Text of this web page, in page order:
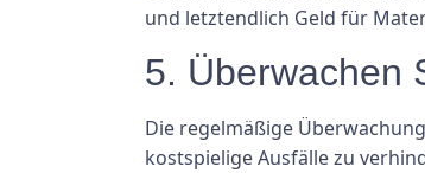
und letztendlich Geld für
5. Überwachen
Die regelmäßige
kostspielige Ausfälle zu